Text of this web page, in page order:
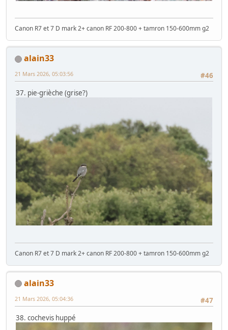
Canon R7 et 7 D mark 2+ canon RF 200-800 + tamron 150-600mm g2
alain33
#46
21 Mars 2026, 05:03:56
37. pie-grièche (grise?)
Canon R7 et 7 D mark 2+ canon RF 200-800 + tamron 150-600mm g2
alain33
#47
21 Mars 2026, 05:04:36
38. cochevis huppé